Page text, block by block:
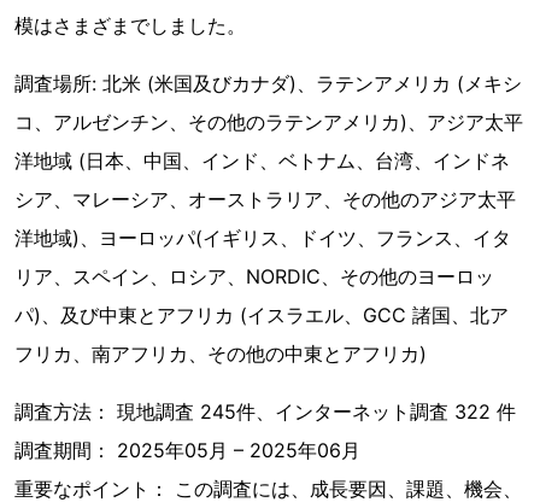
模はさまざまでしました。
調査場所: 北米 (米国及びカナダ)、ラテンアメリカ (メキシ
コ、アルゼンチン、その他のラテンアメリカ)、アジア太平
洋地域 (日本、中国、インド、ベトナム、台湾、インドネ
シア、マレーシア、オーストラリア、その他のアジア太平
洋地域)、ヨーロッパ(イギリス、ドイツ、フランス、イタ
リア、スペイン、ロシア、NORDIC、その他のヨーロッ
パ)、及び中東とアフリカ (イスラエル、GCC 諸国、北ア
フリカ、南アフリカ、その他の中東とアフリカ)
調査方法： 現地調査 245件、インターネット調査 322 件
調査期間： 2025年05月 – 2025年06月
重要なポイント： この調査には、成長要因、課題、機会、